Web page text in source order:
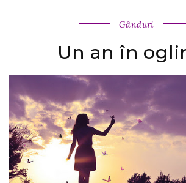
Gânduri
Un an în